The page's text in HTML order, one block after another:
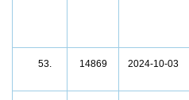
53. 14869 2024-10-03